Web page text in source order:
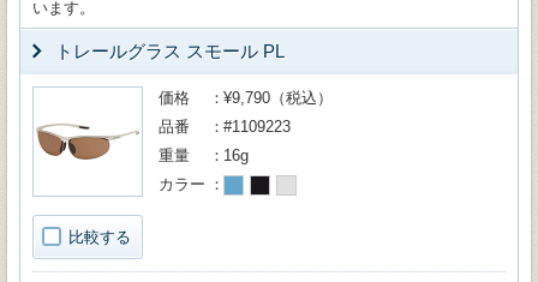
います。
トレールグラス スモール PL
比較する
価格
¥9,790（税込）
品番
#1109223
重量
16g
カラー